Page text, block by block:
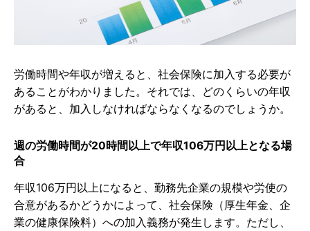
労働時間や年収が増えると、社会保険に加入する必要が
あることがわかりました。それでは、どのくらいの年収
があると、加入しなければならなくなるのでしょうか。
週の労働時間が20時間以上で年収106万円以上となる場
合
年収106万円以上になると、勤務先企業の規模や労使の
合意があるかどうかによって、社会保険（厚生年金、企
業の健康保険料）への加入義務が発生します。ただし、